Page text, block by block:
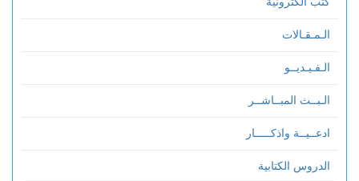
الـمـقـالات
الـفـيـديــو
الـبــث المبــاشــر
ادعــيــة واذكـــــار
الدروس الكتابية